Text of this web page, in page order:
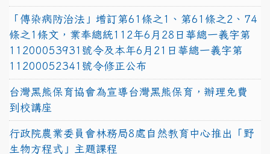
「傳染病防治法」增訂第61條之1、第61條之2、74
條之1條文，業奉總統112年6月28日華總一義字第
11200053931號令及本年6月21日華總一義字第
11200052341號令修正公布
台灣黑熊保育協會為宣導台灣黑熊保育，辦理免費
到校講座
行政院農業委員會林務局8處自然教育中心推出「野
生物方程式」主題課程